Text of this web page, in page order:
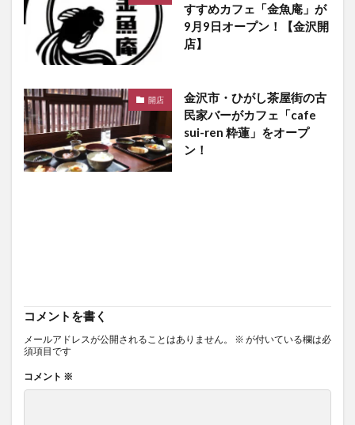
すすめカフェ「金魚庵」が
9月9日オープン！【金沢開
店】
開店
金沢市・ひがし茶屋街の古
民家バーがカフェ「cafe
sui-ren 粋蓮」をオープ
ン！
コメントを書く
メールアドレスが公開されることはありません。 ※ が付いている欄は必
須項目です
コメント ※